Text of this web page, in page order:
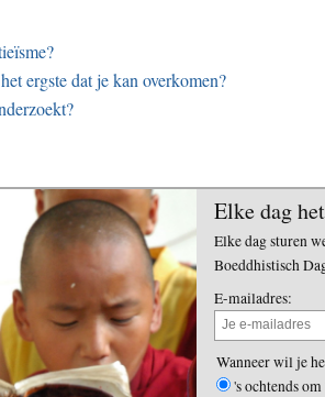
ergste dat je kan overkomen?
Elke dag
Elke dag sturen
Boeddhistisch
E-mailadres:
Wanneer wil je
's ochtends